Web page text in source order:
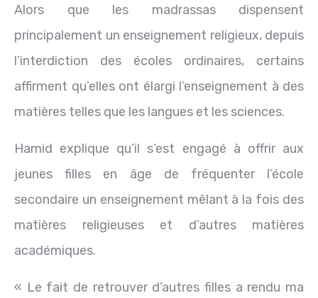
Alors que les madrassas dispensent
principalement un enseignement religieux, depuis
l’interdiction des écoles ordinaires, certains
affirment qu’elles ont élargi l’enseignement à des
matières telles que les langues et les sciences.
Hamid explique qu’il s’est engagé à offrir aux
jeunes filles en âge de fréquenter l’école
secondaire un enseignement mêlant à la fois des
matières religieuses et d’autres matières
académiques.
« Le fait de retrouver d’autres filles a rendu ma